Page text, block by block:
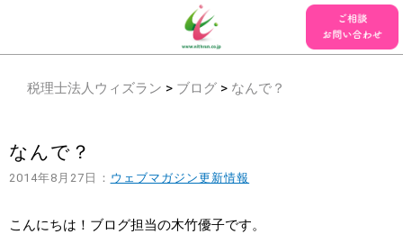
税理士法人ウィズラン > ブログ > なんで？
なんで？
2014年8月27日： ウェブマガジン更新情報
こんにちは！ブログ担当の木竹優子です。